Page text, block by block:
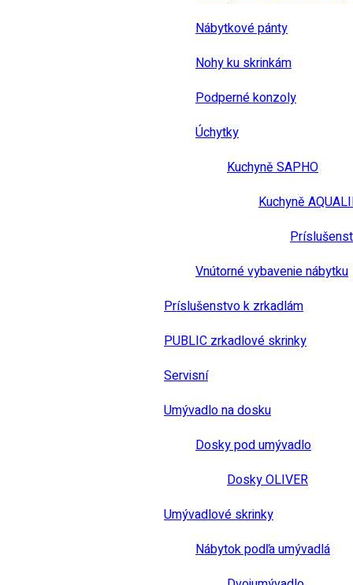
Nábytkové pánty
Nohy ku skrinkám
Podperné konzoly
Úchytky
Kuchyně SAPHO
Kuchyně
Vnútorné vybavenie nábytku
Príslušenstvo k zrkadlám
PUBLIC zrkadlové skrinky
Servisní
Umývadlo na dosku
Dosky pod umývadlo
Dosky OLIVER
Umývadlové skrinky
Nábytok podľa umývadlá